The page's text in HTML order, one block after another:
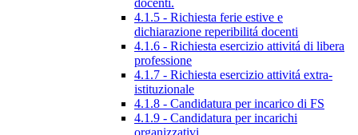
docenti.
4.1.5 - Richiesta ferie estive e
dichiarazione reperibilitá docenti
4.1.6 - Richiesta esercizio attivitá di libera
professione
4.1.7 - Richiesta esercizio attivitá extra-
istituzionale
4.1.8 - Candidatura per incarico di FS
4.1.9 - Candidatura per incarichi